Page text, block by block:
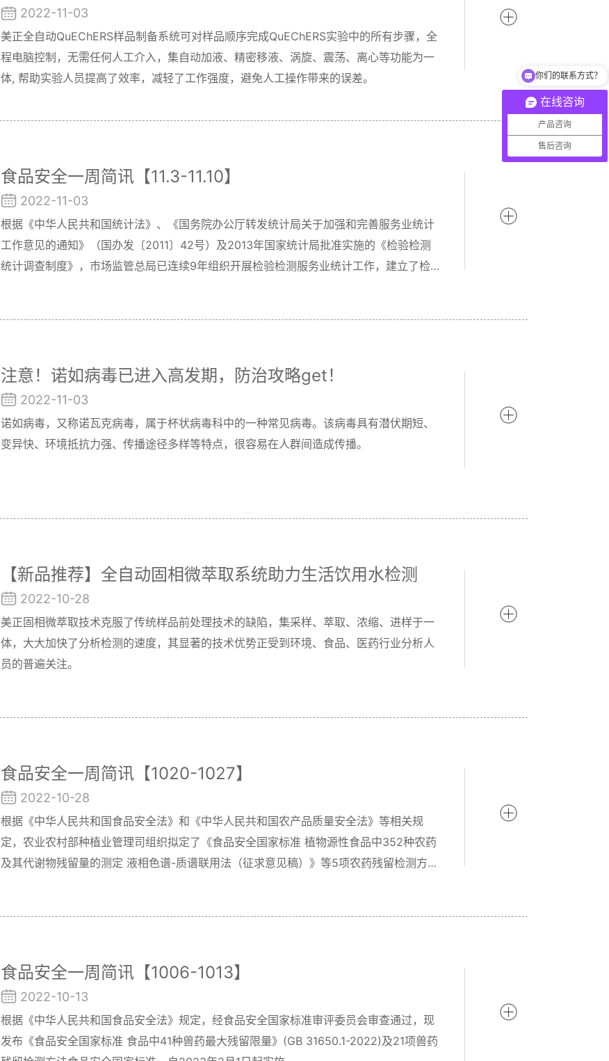
2022-11-03
美正全自动QuEChERS样品制备系统可对样品顺序完成QuEChERS实验中的所有步骤，全
程电脑控制，无需任何人工介入，集自动加液、精密移液、涡旋、震荡、离心等功能为一
体, 帮助实验人员提高了效率，减轻了工作强度，避免人工操作带来的误差。
食品安全一周简讯【11.3-11.10】
2022-11-03
根据《中华人民共和国统计法》、《国务院办公厅转发统计局关于加强和完善服务业统计
工作意见的通知》（国办发〔2011〕42号）及2013年国家统计局批准实施的《检验检测
统计调查制度》，市场监管总局已连续9年组织开展检验检测服务业统计工作，建立了检
注意！诺如病毒已进入高发期，防治攻略get！
2022-11-03
诺如病毒，又称诺瓦克病毒，属于杯状病毒科中的一种常见病毒。该病毒具有潜伏期短、
变异快、环境抵抗力强、传播途径多样等特点，很容易在人群间造成传播。
【新品推荐】全自动固相微萃取系统助力生活饮用水检测
2022-10-28
美正固相微萃取技术克服了传统样品前处理技术的缺陷，集采样、萃取、浓缩、进样于一
体，大大加快了分析检测的速度，其显著的技术优势正受到环境、食品、医药行业分析人
员的普遍关注。
食品安全一周简讯【1020-1027】
2022-10-28
根据《中华人民共和国食品安全法》和《中华人民共和国农产品质量安全法》等相关规
定，农业农村部种植业管理司组织拟定了《食品安全国家标准 植物源性食品中352种农药
及其代谢物残留量的测定 液相色谱-质谱联用法（征求意见稿）》等5项农药残留检测方法
食品安全一周简讯【1006-1013】
2022-10-13
根据《中华人民共和国食品安全法》规定，经食品安全国家标准审评委员会审查通过，现
发布《食品安全国家标准 食品中41种兽药最大残留限量》(GB 31650.1-2022)及21项兽药
在线咨询
产品咨询
售后咨询
主营项目有哪些？